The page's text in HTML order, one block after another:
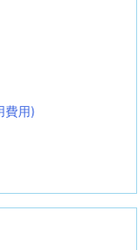
費用)